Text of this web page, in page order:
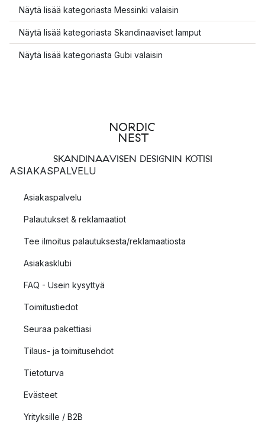
Näytä lisää kategoriasta Messinki valaisin
Näytä lisää kategoriasta Skandinaaviset lamput
Näytä lisää kategoriasta Gubi valaisin
SKANDINAAVISEN DESIGNIN KOTISI
ASIAKASPALVELU
Asiakaspalvelu
Palautukset & reklamaatiot
Tee ilmoitus palautuksesta/reklamaatiosta
Asiakasklubi
FAQ - Usein kysyttyä
Toimitustiedot
Seuraa pakettiasi
Tilaus- ja toimitusehdot
Tietoturva
Evästeet
Yrityksille / B2B